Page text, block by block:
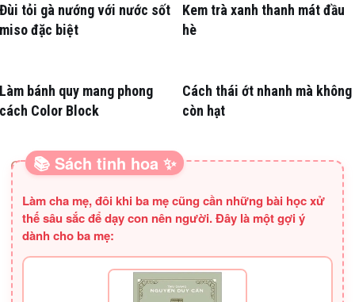
Đùi tỏi gà nướng với nước sốt
miso đặc biệt
Kem trà xanh thanh mát đầu
hè
Làm bánh quy mang phong
cách Color Block
Cách thái ớt nhanh mà không
còn hạt
SÁCH HAY CHO BA MẸ
📚 Sách tinh hoa ✨
Làm cha mẹ, đôi khi ba mẹ cũng cần những bài học xử
thế sâu sắc để dạy con nên người. Đây là một gợi ý
dành cho ba mẹ: